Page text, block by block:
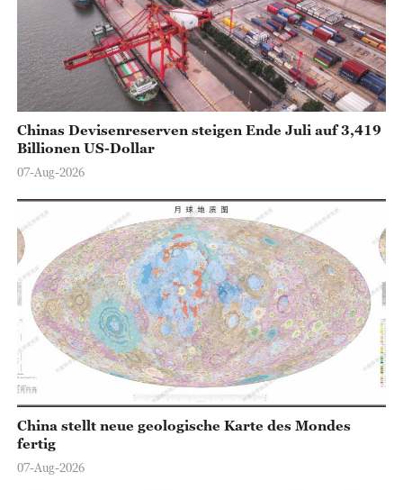
Chinas Devisenreserven steigen Ende Juli auf 3,419
Billionen US-Dollar
07-Aug-2026
China stellt neue geologische Karte des Mondes
fertig
07-Aug-2026